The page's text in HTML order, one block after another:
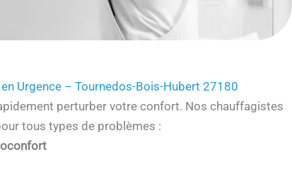
Urgence – Tournedos-Bois-Hubert 27180
perturber votre confort. Nos chauffagistes
tous types de problèmes :